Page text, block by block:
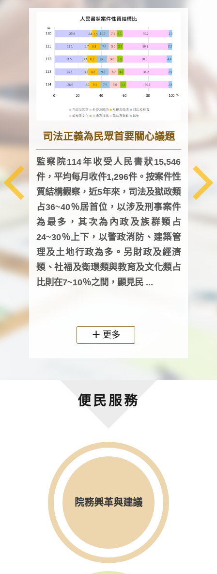
司法正義為民眾首要關心議題
監察院114年收受人民書狀15,546
件，平均每月收件1,296件。按案件性
質結構觀察，近5年來，司法及獄政類
占36~40％居首位，以涉及刑事案件
為最多，其次為內政及族群類占
24~30％上下，以警政消防、建築管
理及土地行政為多。另財政及經濟
類、社福及衛環類與教育及文化類占
比則在7~10％之間，顯見民 ...
監
均每
人
更多
便民服務
院務興革與建議